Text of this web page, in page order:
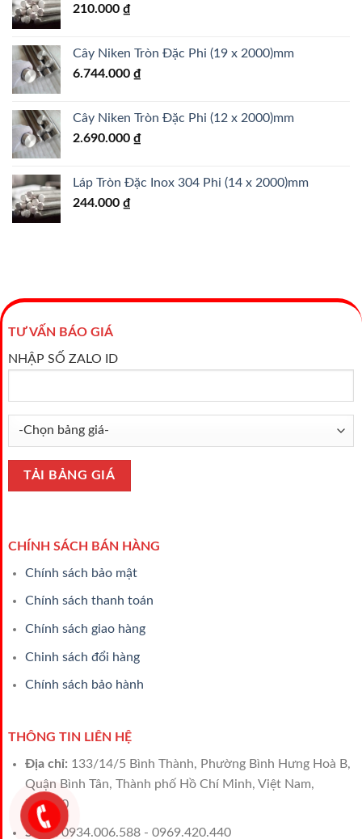
210.000 ₫
Cây Niken Tròn Đặc Phi (19 x 2000)mm
6.744.000 ₫
Cây Niken Tròn Đặc Phi (12 x 2000)mm
2.690.000 ₫
Láp Tròn Đặc Inox 304 Phi (14 x 2000)mm
244.000 ₫
TƯ VẤN BÁO GIÁ
NHẬP SỐ ZALO ID
CHÍNH SÁCH BÁN HÀNG
Chính sách bảo mật
Chính sách thanh toán
Chính sách giao hàng
Chinh sách đổi hàng
Chính sách bảo hành
THÔNG TIN LIÊN HỆ
Địa chỉ: 133/14/5 Bình Thành, Phường Bình Hưng Hoà B,
Quận Bình Tân, Thành phố Hồ Chí Minh, Việt Nam,
700000
Sales:0934.006.588 - 0969.420.440